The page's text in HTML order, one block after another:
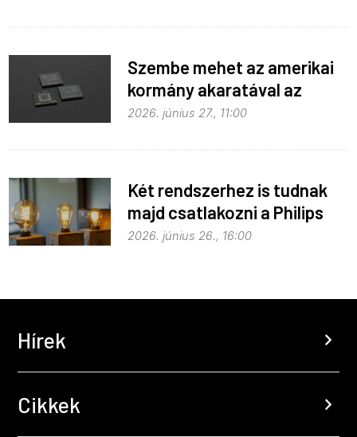
Szembe mehet az amerikai
kormány akaratával az
Apple
2026. június 27., 11:00
Két rendszerhez is tudnak
majd csatlakozni a Philips
Hue égők
2026. június 26., 16:00
Hírek chevron_right
Cikkek chevron_right